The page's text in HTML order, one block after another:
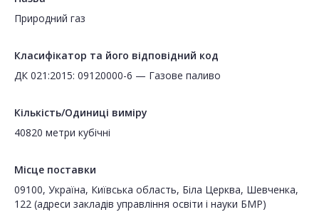
Природний газ
Класифікатор та його відповідний код
ДК 021:2015: 09120000-6 — Газове паливо
Кількість/Одиниці виміру
40820 метри кубічні
Місце поставки
09100, Україна, Київська область, Біла Церква, Шевченка,
122 (адреси закладів управління освіти і науки БМР)